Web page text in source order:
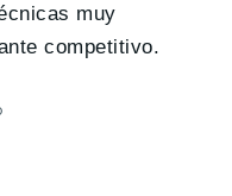
muy
competitivo.